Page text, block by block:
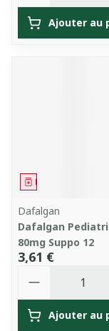
Ajouter au
Médicament
Dafalgan
Dafalgan
80mg Suppo 12
3,61 €
Ajouter au